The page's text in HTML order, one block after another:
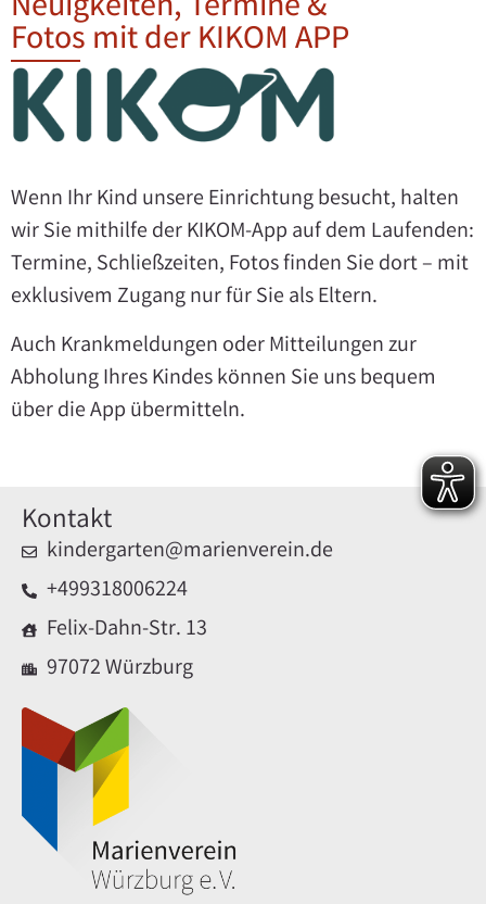
Fotos mit der KIKOM APP
Wenn Ihr Kind unsere Einrichtung besucht, halten
wir Sie mithilfe der KIKOM-App auf dem Laufenden:
Termine, Schließzeiten, Fotos finden Sie dort – mit
exklusivem Zugang nur für Sie als Eltern.
Auch Krankmeldungen oder Mitteilungen zur
Abholung Ihres Kindes können Sie uns bequem
über die App übermitteln.
Kontakt
kindergarten@marienverein.de
+499318006224
Felix-Dahn-Str. 13
97072 Würzburg